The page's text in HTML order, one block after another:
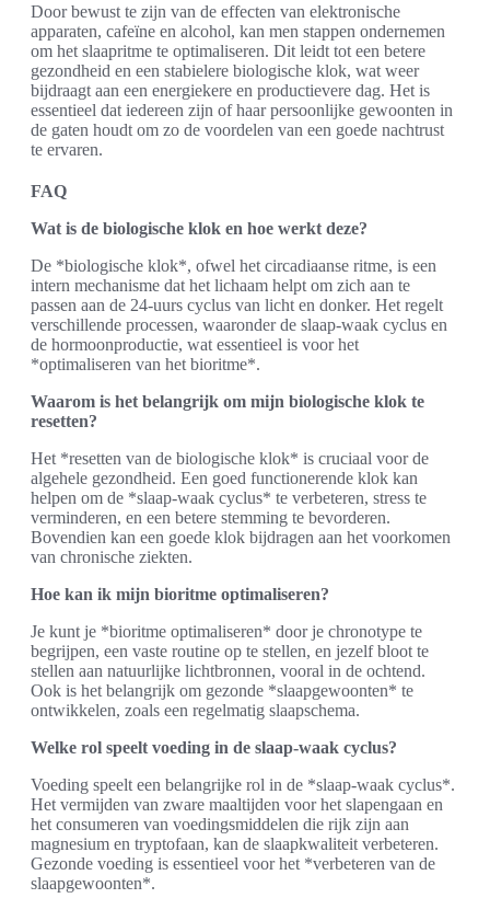
Door bewust te zijn van de effecten van elektronische
apparaten, cafeïne en alcohol, kan men stappen ondernemen
om het slaapritme te optimaliseren. Dit leidt tot een betere
gezondheid en een stabielere biologische klok, wat weer
bijdraagt aan een energiekere en productievere dag. Het is
essentieel dat iedereen zijn of haar persoonlijke gewoonten in
de gaten houdt om zo de voordelen van een goede nachtrust
te ervaren.
FAQ
Wat is de biologische klok en hoe werkt deze?
De *biologische klok*, ofwel het circadiaanse ritme, is een
intern mechanisme dat het lichaam helpt om zich aan te
passen aan de 24-uurs cyclus van licht en donker. Het regelt
verschillende processen, waaronder de slaap-waak cyclus en
de hormoonproductie, wat essentieel is voor het
*optimaliseren van het bioritme*.
Waarom is het belangrijk om mijn biologische klok te
resetten?
Het *resetten van de biologische klok* is cruciaal voor de
algehele gezondheid. Een goed functionerende klok kan
helpen om de *slaap-waak cyclus* te verbeteren, stress te
verminderen, en een betere stemming te bevorderen.
Bovendien kan een goede klok bijdragen aan het voorkomen
van chronische ziekten.
Hoe kan ik mijn bioritme optimaliseren?
Je kunt je *bioritme optimaliseren* door je chronotype te
begrijpen, een vaste routine op te stellen, en jezelf bloot te
stellen aan natuurlijke lichtbronnen, vooral in de ochtend.
Ook is het belangrijk om gezonde *slaapgewoonten* te
ontwikkelen, zoals een regelmatig slaapschema.
Welke rol speelt voeding in de slaap-waak cyclus?
Voeding speelt een belangrijke rol in de *slaap-waak cyclus*.
Het vermijden van zware maaltijden voor het slapengaan en
het consumeren van voedingsmiddelen die rijk zijn aan
magnesium en tryptofaan, kan de slaapkwaliteit verbeteren.
Gezonde voeding is essentieel voor het *verbeteren van de
slaapgewoonten*.